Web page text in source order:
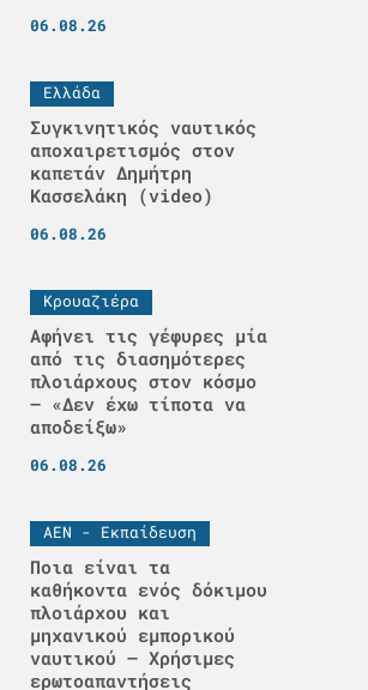
06.08.26
Ελλάδα
Συγκινητικός ναυτικός
αποχαιρετισμός στον
καπετάν Δημήτρη
Κασσελάκη (video)
06.08.26
Κρουαζιέρα
Αφήνει τις γέφυρες μία
από τις διασημότερες
πλοιάρχους στον κόσμο
– «Δεν έχω τίποτα να
αποδείξω»
06.08.26
ΑΕΝ - Εκπαίδευση
Ποια είναι τα
καθήκοντα ενός δόκιμου
πλοιάρχου και
μηχανικού εμπορικού
ναυτικού – Χρήσιμες
ερωτοαπαντήσεις